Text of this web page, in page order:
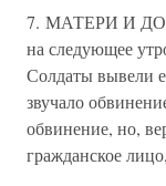
7. МАТЕРИ И
на следующее
Солдаты вывели
звучало
обвинение, но,
гражданское лицо,